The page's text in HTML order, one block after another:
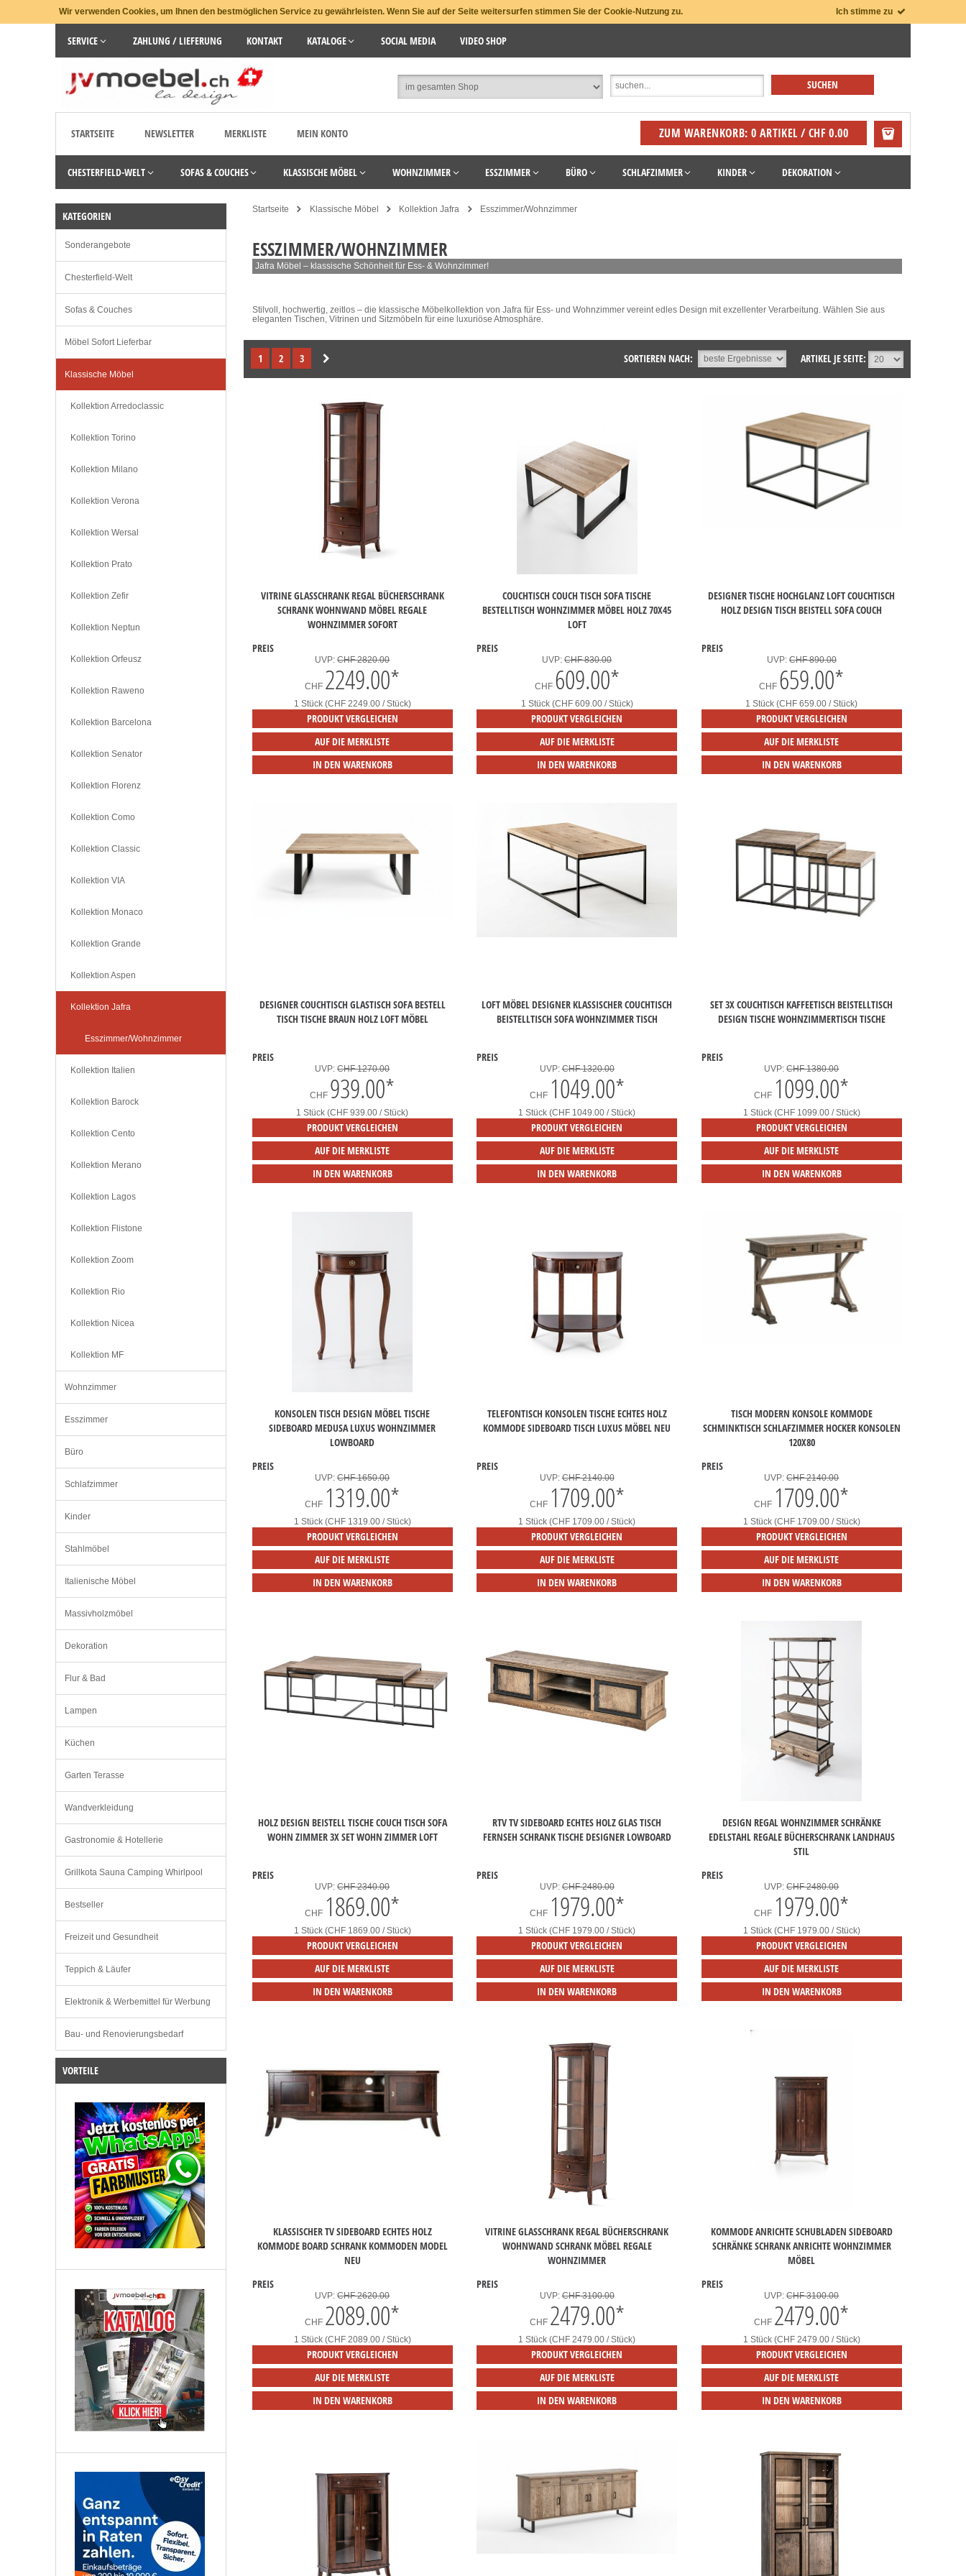
Wir verwenden Cookies, um Ihnen den bestmöglichen Service zu gewährleisten. Wenn Sie auf der Seite weitersurfen stimmen Sie der Cookie-Nutzung zu. Ich stimme zu
SERVICE ZAHLUNG / LIEFERUNG KONTAKT KATALOGE SOCIAL MEDIA VIDEO SHOP
STARTSEITE NEWSLETTER MERKLISTE MEIN KONTO ZUM WARENKORB: 0 ARTIKEL / CHF 0.00
CHESTERFIELD-WELT SOFAS & COUCHES KLASSISCHE MÖBEL WOHNZIMMER ESSZIMMER BÜRO SCHLAFZIMMER KINDER DEKORATION
Startseite Klassische Möbel Kollektion Jafra Esszimmer/Wohnzimmer
ESSZIMMER/WOHNZIMMER
Jafra Möbel – klassische Schönheit für Ess- & Wohnzimmer!
Stilvoll, hochwertig, zeitlos – die klassische Möbelkollektion von Jafra für Ess- und Wohnzimmer vereint edles Design mit exzellenter Verarbeitung. Wählen Sie aus
eleganten Tischen, Vitrinen und Sitzmöbeln für eine luxuriöse Atmosphäre.
1 2 3 ARTIKEL JE SEITE:
SORTIEREN NACH:
VITRINE GLASSCHRANK REGAL BÜCHERSCHRANK
SCHRANK WOHNWAND MÖBEL REGALE
WOHNZIMMER SOFORT
PREIS
UVP:CHF 2820.00
CHF 2249.00*
1 Stück (CHF 2249.00 / Stück)
PRODUKT VERGLEICHEN
AUF DIE MERKLISTE
IN DEN WARENKORB
COUCHTISCH COUCH TISCH SOFA TISCHE
BESTELLTISCH WOHNZIMMER MÖBEL HOLZ 70X45
LOFT
PREIS
UVP:CHF 830.00
CHF 609.00*
1 Stück (CHF 609.00 / Stück)
PRODUKT VERGLEICHEN
AUF DIE MERKLISTE
IN DEN WARENKORB
DESIGNER TISCHE HOCHGLANZ LOFT COUCHTISCH
HOLZ DESIGN TISCH BEISTELL SOFA COUCH
PREIS
UVP: CHF 890.00
CHF 659.00*
1 Stück (CHF 659.00 / Stück)
PRODUKT VERGLEICHEN
AUF DIE MERKLISTE
IN DEN WARENKORB
DESIGNER COUCHTISCH GLASTISCH SOFA BESTELL
TISCH TISCHE BRAUN HOLZ LOFT MÖBEL
PREIS
UVP:CHF 1270.00
CHF 939.00*
1 Stück (CHF 939.00 / Stück)
PRODUKT VERGLEICHEN
AUF DIE MERKLISTE
IN DEN WARENKORB
LOFT MÖBEL DESIGNER KLASSISCHER COUCHTISCH
BEISTELLTISCH SOFA WOHNZIMMER TISCH
PREIS
UVP:CHF 1320.00
CHF 1049.00*
1 Stück (CHF 1049.00 / Stück)
PRODUKT VERGLEICHEN
AUF DIE MERKLISTE
IN DEN WARENKORB
SET 3X COUCHTISCH KAFFEETISCH BEISTELLTISCH
DESIGN TISCHE WOHNZIMMERTISCH TISCHE
PREIS
UVP:CHF 1380.00
CHF 1099.00*
1 Stück (CHF 1099.00 / Stück)
PRODUKT VERGLEICHEN
AUF DIE MERKLISTE
IN DEN WARENKORB
KONSOLEN TISCH DESIGN MÖBEL TISCHE
SIDEBOARD MEDUSA LUXUS WOHNZIMMER
LOWBOARD
PREIS
UVP:CHF 1650.00
CHF 1319.00*
1 Stück (CHF 1319.00 / Stück)
PRODUKT VERGLEICHEN
AUF DIE MERKLISTE
IN DEN WARENKORB
TELEFONTISCH KONSOLEN TISCHE ECHTES HOLZ
KOMMODE SIDEBOARD TISCH LUXUS MÖBEL NEU
PREIS
UVP:CHF 2140.00
CHF 1709.00*
1 Stück (CHF 1709.00 / Stück)
PRODUKT VERGLEICHEN
AUF DIE MERKLISTE
IN DEN WARENKORB
TISCH MODERN KONSOLE KOMMODE
SCHMINKTISCH SCHLAFZIMMER HOCKER KONSOLEN
120X80
PREIS
UVP:CHF 2140.00
CHF 1709.00*
1 Stück (CHF 1709.00 / Stück)
PRODUKT VERGLEICHEN
AUF DIE MERKLISTE
IN DEN WARENKORB
HOLZ DESIGN BEISTELL TISCHE COUCH TISCH SOFA
WOHN ZIMMER 3X SET WOHN ZIMMER LOFT
PREIS
UVP:CHF 2340.00
CHF 1869.00*
1 Stück (CHF 1869.00 / Stück)
PRODUKT VERGLEICHEN
AUF DIE MERKLISTE
IN DEN WARENKORB
RTV TV SIDEBOARD ECHTES HOLZ GLAS TISCH
FERNSEH SCHRANK TISCHE DESIGNER LOWBOARD
PREIS
UVP:CHF 2480.00
CHF 1979.00*
1 Stück (CHF 1979.00 / Stück)
PRODUKT VERGLEICHEN
AUF DIE MERKLISTE
IN DEN WARENKORB
DESIGN REGAL WOHNZIMMER SCHRÄNKE
EDELSTAHL REGALE BÜCHERSCHRANK LANDHAUS
STIL
PREIS
UVP:CHF 2480.00
CHF 1979.00*
1 Stück (CHF 1979.00 / Stück)
PRODUKT VERGLEICHEN
AUF DIE MERKLISTE
IN DEN WARENKORB
KLASSISCHER TV SIDEBOARD ECHTES HOLZ
KOMMODE BOARD SCHRANK KOMMODEN MODEL
NEU
PREIS
UVP:CHF 2620.00
CHF 2089.00*
1 Stück (CHF 2089.00 / Stück)
PRODUKT VERGLEICHEN
AUF DIE MERKLISTE
IN DEN WARENKORB
VITRINE GLASSCHRANK REGAL BÜCHERSCHRANK
WOHNWAND SCHRANK MÖBEL REGALE
WOHNZIMMER
PREIS
UVP:CHF 3100.00
CHF 2479.00*
1 Stück (CHF 2479.00 / Stück)
PRODUKT VERGLEICHEN
AUF DIE MERKLISTE
IN DEN WARENKORB
KOMMODE ANRICHTE SCHUBLADEN SIDEBOARD
SCHRÄNKE SCHRANK ANRICHTE WOHNZIMMER
MÖBEL
PREIS
UVP:CHF 3100.00
CHF 2479.00*
1 Stück (CHF 2479.00 / Stück)
PRODUKT VERGLEICHEN
AUF DIE MERKLISTE
IN DEN WARENKORB
KATEGORIEN
Sonderangebote
Chesterfield-Welt
Sofas & Couches
Möbel Sofort Lieferbar
Klassische Möbel
Kollektion Arredoclassic
Kollektion Torino
Kollektion Milano
Kollektion Verona
Kollektion Wersal
Kollektion Prato
Kollektion Zefir
Kollektion Neptun
Kollektion Orfeusz
Kollektion Raweno
Kollektion Barcelona
Kollektion Senator
Kollektion Florenz
Kollektion Como
Kollektion Classic
Kollektion VIA
Kollektion Monaco
Kollektion Grande
Kollektion Aspen
Kollektion Jafra
Esszimmer/Wohnzimmer
Kollektion Italien
Kollektion Barock
Kollektion Cento
Kollektion Merano
Kollektion Lagos
Kollektion Flistone
Kollektion Zoom
Kollektion Rio
Kollektion Nicea
Kollektion MF
Wohnzimmer
Esszimmer
Büro
Schlafzimmer
Kinder
Stahlmöbel
Italienische Möbel
Massivholzmöbel
Dekoration
Flur & Bad
Lampen
Küchen
Garten Terasse
Wandverkleidung
Gastronomie & Hotellerie
Grillkota Sauna Camping Whirlpool
Bestseller
Freizeit und Gesundheit
Teppich & Läufer
Elektronik & Werbemittel für Werbung
Bau- und Renovierungsbedarf
VORTEILE